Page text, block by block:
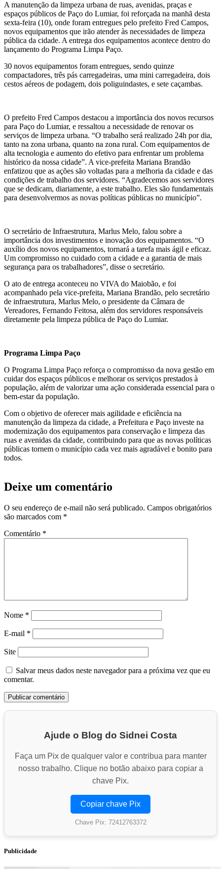
A manutenção da limpeza urbana de ruas, avenidas, praças e
espaços públicos de Paço do Lumiar, foi reforçada na manhã desta
sexta-feira (10), onde foram entregues pelo prefeito Fred Campos,
novos equipamentos que irão atender às necessidades de limpeza
pública da cidade. A entrega dos equipamentos acontece dentro do
lançamento do Programa Limpa Paço.
30 novos equipamentos foram entregues, sendo quinze
compactadores, três pás carregadeiras, uma mini carregadeira, dois
cestos aéreos de podagem, dois poliguindastes, e sete caçambas.
O prefeito Fred Campos destacou a importância dos novos recursos
para Paço do Lumiar, e ressaltou a necessidade de renovar os
serviços de limpeza urbana. “O trabalho será realizado 24h por dia,
tanto na zona urbana, quanto na zona rural. Com equipamentos de
alta tecnologia e aumento do efetivo para enfrentar um problema
histórico da nossa cidade”. A vice-prefeita Mariana Brandão
enfatizou que as ações são voltadas para a melhoria da cidade e das
condições de trabalho dos servidores. “Agradecemos aos servidores
que se dedicam, diariamente, a este trabalho. Eles são fundamentais
para desenvolvermos as novas políticas públicas no município”.
O secretário de Infraestrutura, Marlus Melo, falou sobre a
importância dos investimentos e inovação dos equipamentos. “O
auxílio dos novos equipamentos, tornará a tarefa mais ágil e eficaz.
Um compromisso no cuidado com a cidade e a garantia de mais
segurança para os trabalhadores”, disse o secretário.
O ato de entrega aconteceu no VIVA do Maiobão, e foi
acompanhado pela vice-prefeita, Mariana Brandão, pelo secretário
de infraestrutura, Marlus Melo, o presidente da Câmara de
Vereadores, Fernando Feitosa, além dos servidores responsáveis
diretamente pela limpeza pública de Paço do Lumiar.
Programa Limpa Paço
O Programa Limpa Paço reforça o compromisso da nova gestão em
cuidar dos espaços públicos e melhorar os serviços prestados à
população, além de valorizar uma ação considerada essencial para o
bem-estar da população.
Com o objetivo de oferecer mais agilidade e eficiência na
manutenção da limpeza da cidade, a Prefeitura e Paço investe na
modernização dos equipamentos para conservação e limpeza das
ruas e avenidas da cidade, contribuindo para que as novas políticas
públicas tornem o município cada vez mais agradável e bonito para
todos.
Deixe um comentário
O seu endereço de e-mail não será publicado. Campos obrigatórios
são marcados com *
Comentário *
Nome *
E-mail *
Site
Salvar meus dados neste navegador para a próxima vez que eu
comentar.
Ajude o Blog do Sidnei Costa
Faça um Pix de qualquer valor e contribua para manter
nosso trabalho. Clique no botão abaixo para copiar a
chave Pix.
Copiar chave Pix
Chave Pix: 72412763372
Publicidade